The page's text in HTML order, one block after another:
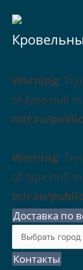
Warning:
of type null in
mir.ru/
Warning:
of type null in
mir.ru/
Доставка по
Контакты